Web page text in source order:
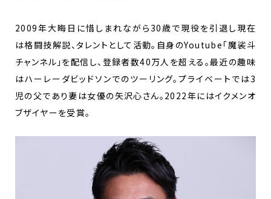
2009年大晦日に惜しまれながら30歳で現役を引退し現在
は格闘技解説、タレントとして活動。自身のYoutube｢魔裟斗
チャンネル｣を配信し、登録者数40万人を超える。最近の趣味
はハーレーダビッドソンでのツーリング。プライベートでは3
児の父であり妻は女優の矢沢心さん。2022年にはイクメンオ
ブザイヤーを受賞。